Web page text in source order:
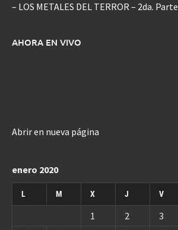
– LOS METALES DEL TERROR – 2da. Parte
AHORA EN VIVO
Abrir en nueva página
enero 2020
L M X J V
1 2 3